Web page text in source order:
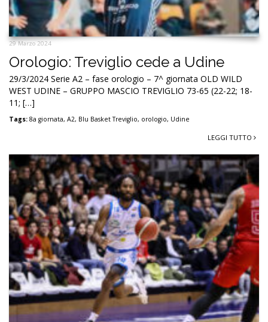
29 Marzo 2024
Orologio: Treviglio cede a Udine
29/3/2024 Serie A2 – fase orologio – 7^ giornata OLD WILD
WEST UDINE – GRUPPO MASCIO TREVIGLIO 73-65 (22-22; 18-
11; […]
Tags: 8a giornata, A2, Blu Basket Treviglio, orologio, Udine
LEGGI TUTTO